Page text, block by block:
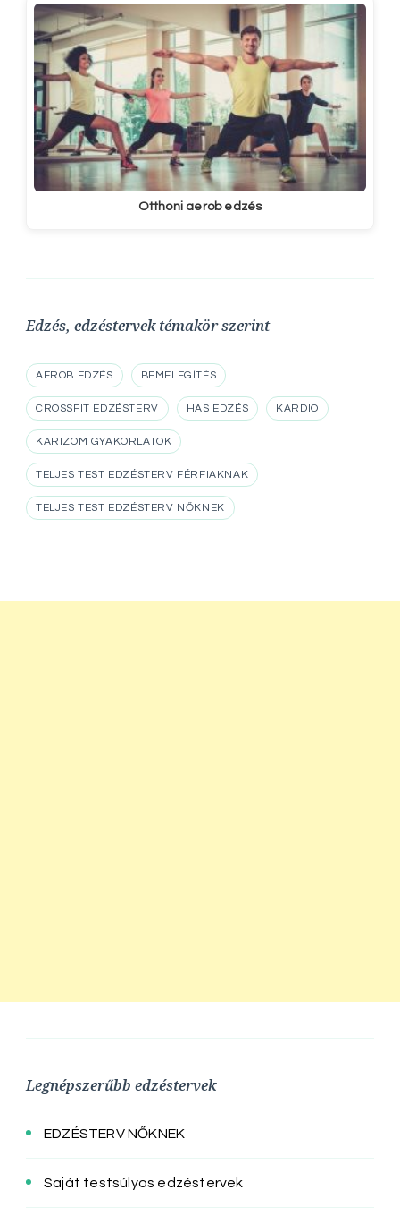
Otthoni aerob edzés
Edzés, edzéstervek témakör szerint
AEROB EDZÉS BEMELEGÍTÉS
CROSSFIT EDZÉSTERV HAS EDZÉS KARDIO
KARIZOM GYAKORLATOK
TELJES TEST EDZÉSTERV FÉRFIAKNAK
TELJES TEST EDZÉSTERV NŐKNEK
Legnépszerűbb edzéstervek
EDZÉSTERV NŐKNEK
Saját testsúlyos edzéstervek